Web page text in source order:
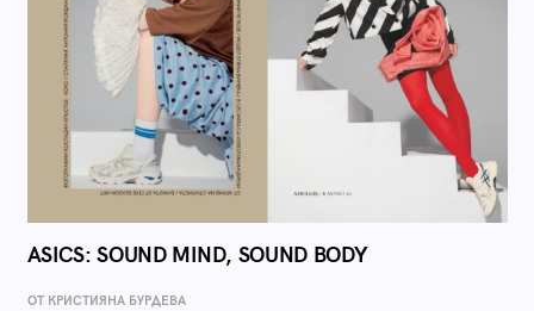
ASICS: SOUND MIND, SOUND BODY
ОТ КРИСТИЯНА БУРДЕВА